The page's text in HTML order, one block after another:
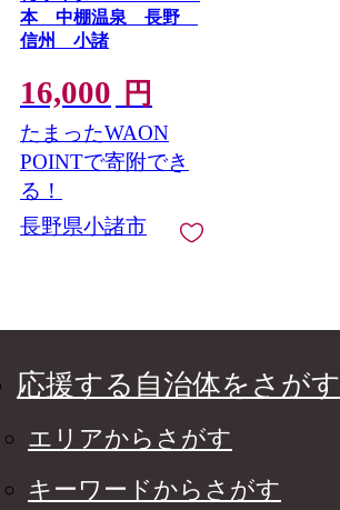
本 中棚温泉 長野
信州 小諸
16,000 円
たまったWAON
POINTで寄附でき
る！
長野県小諸市
応援する自治体をさがす
エリアからさがす
キーワードからさがす